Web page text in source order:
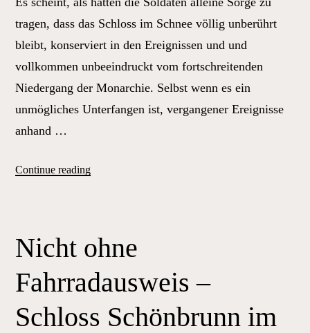
tragen, dass das Schloss im Schnee völlig unberührt
bleibt, konserviert in den Ereignissen und und
vollkommen unbeeindruckt vom fortschreitenden
Niedergang der Monarchie. Selbst wenn es ein
unmögliches Unterfangen ist, vergangener Ereignisse
anhand …
Continue reading„Nicht
Schloss
im
Augenschein
der
Nicht ohne
Fahrradausweis –
Schloss Schönbrunn im